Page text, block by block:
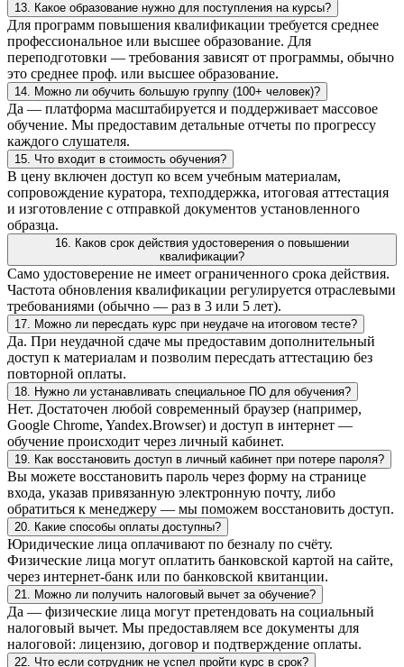
13. Какое образование нужно для поступления на курсы?
Для программ повышения квалификации требуется среднее
профессиональное или высшее образование. Для
переподготовки — требования зависят от программы, обычно
это среднее проф. или высшее образование.
14. Можно ли обучить большую группу (100+ человек)?
Да — платформа масштабируется и поддерживает массовое
обучение. Мы предоставим детальные отчеты по прогрессу
каждого слушателя.
15. Что входит в стоимость обучения?
В цену включен доступ ко всем учебным материалам,
сопровождение куратора, техподдержка, итоговая аттестация
и изготовление с отправкой документов установленного
образца.
16. Каков срок действия удостоверения о повышении
квалификации?
Само удостоверение не имеет ограниченного срока действия.
Частота обновления квалификации регулируется отраслевыми
требованиями (обычно — раз в 3 или 5 лет).
17. Можно ли пересдать курс при неудаче на итоговом тесте?
Да. При неудачной сдаче мы предоставим дополнительный
доступ к материалам и позволим пересдать аттестацию без
повторной оплаты.
18. Нужно ли устанавливать специальное ПО для обучения?
Нет. Достаточен любой современный браузер (например,
Google Chrome, Yandex.Browser) и доступ в интернет —
обучение происходит через личный кабинет.
19. Как восстановить доступ в личный кабинет при потере пароля?
Вы можете восстановить пароль через форму на странице
входа, указав привязанную электронную почту, либо
обратиться к менеджеру — мы поможем восстановить доступ.
20. Какие способы оплаты доступны?
Юридические лица оплачивают по безналу по счёту.
Физические лица могут оплатить банковской картой на сайте,
через интернет-банк или по банковской квитанции.
21. Можно ли получить налоговый вычет за обучение?
Да — физические лица могут претендовать на социальный
налоговый вычет. Мы предоставляем все документы для
налоговой: лицензию, договор и подтверждение оплаты.
22. Что если сотрудник не успел пройти курс в срок?